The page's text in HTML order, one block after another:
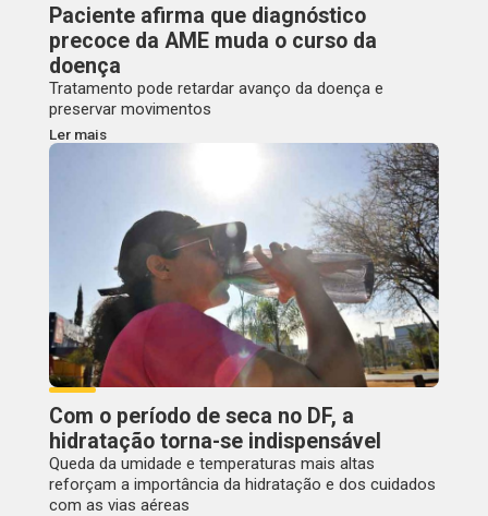
Paciente afirma que diagnóstico
precoce da AME muda o curso da
doença
Tratamento pode retardar avanço da doença e
preservar movimentos
Ler mais
Com o período de seca no DF, a
hidratação torna-se indispensável
Queda da umidade e temperaturas mais altas
reforçam a importância da hidratação e dos cuidados
com as vias aéreas